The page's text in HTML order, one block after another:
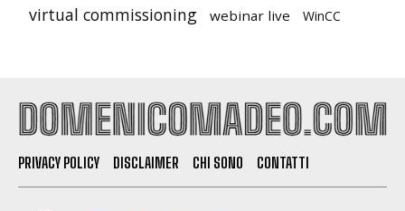
virtual commissioning webinar live WinCC
PRIVACY POLICY DISCLAIMER CHI SONO CONTATTI